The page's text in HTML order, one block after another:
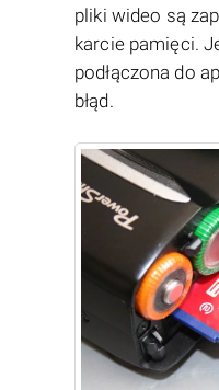
pliki wideo są
karcie pamięci.
podłączona do
błąd.